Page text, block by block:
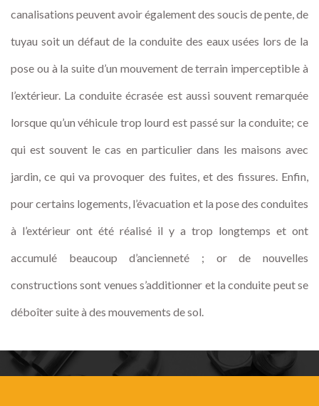
canalisations peuvent avoir également des soucis de pente, de
tuyau soit un défaut de la conduite des eaux usées lors de la
pose ou à la suite d’un mouvement de terrain imperceptible à
l’extérieur. La conduite écrasée est aussi souvent remarquée
lorsque qu’un véhicule trop lourd est passé sur la conduite; ce
qui est souvent le cas en particulier dans les maisons avec
jardin, ce qui va provoquer des fuites, et des fissures. Enfin,
pour certains logements, l’évacuation et la pose des conduites
à l’extérieur ont été réalisé il y a trop longtemps et ont
accumulé beaucoup d’ancienneté ; or de nouvelles
constructions sont venues s’additionner et la conduite peut se
déboîter suite à des mouvements de sol.